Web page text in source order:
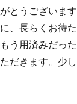
とうございます
、長らくお待
う用済みだっ
だきます。少